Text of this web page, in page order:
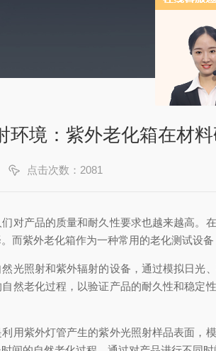
环境：紫外老化箱在材
点击次数：2081
产品的质量和耐久性要求也越来越高。在
而紫外老化箱作为一种常用的老化测试设备
照射和紫外辐射的设备，通过模拟日光
然老化过程，以验证产品的耐久性和稳
紫外灯管产生的紫外光照射样品表面，模